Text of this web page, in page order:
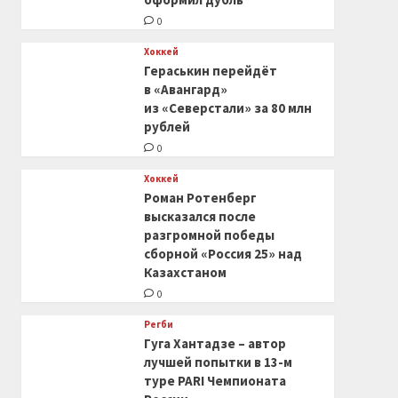
0
Хоккей
Гераськин перейдёт
в «Авангард»
из «Северстали» за 80 млн
рублей
0
Хоккей
Роман Ротенберг
высказался после
разгромной победы
сборной «Россия 25» над
Казахстаном
0
Регби
Гуга Хантадзе – автор
лучшей попытки в 13-м
туре PARI Чемпионата